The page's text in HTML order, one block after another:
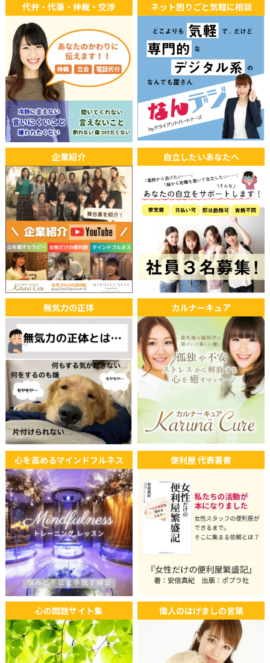
代弁・代筆・仲裁・交渉 ネット困りごと気軽に相談
企業紹介 自立したいあなたへ
無気力の正体 カルナーキュア
心を高めるマインドフルネス 便利屋 代表著書
心の問題サイト集 偉人のはげましの言葉